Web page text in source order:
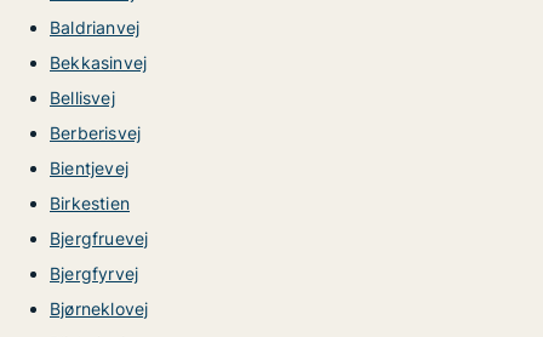
Baldrianvej
Bekkasinvej
Bellisvej
Berberisvej
Bientjevej
Birkestien
Bjergfruevej
Bjergfyrvej
Bjørneklovej